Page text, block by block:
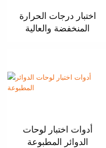
اختبار درجات الحرارة
المنخفضة والعالية
أدوات اختبار لوحات
الدوائر المطبوعة